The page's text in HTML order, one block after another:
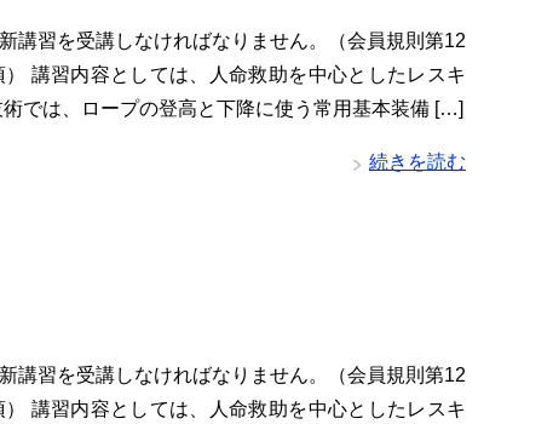
講習を受講しなければなりません。（会員規則第12
講習内容としては、人命救助を中心としたレスキ
では、ロープの登高と下降に使う常用基本装備 […]
続きを読む
講習を受講しなければなりません。（会員規則第12
講習内容としては、人命救助を中心としたレスキ